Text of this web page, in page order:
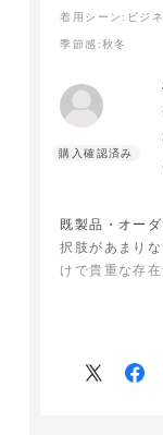
着用シーン :ビジ
季節感 :秋冬
既製品・オー
択肢があまり
けで貴重な存
が、パッと見
意していただ
が多いので、